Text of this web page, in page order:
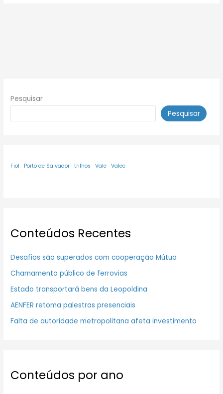
Pesquisar
Pesquisar
Fiol Porto de Salvador trilhos Vale Valec
Conteúdos Recentes
Desafios são superados com cooperação Mútua
Chamamento público de ferrovias
Estado transportará bens da Leopoldina
AENFER retoma palestras presenciais
Falta de autoridade metropolitana afeta investimento
Conteúdos por ano